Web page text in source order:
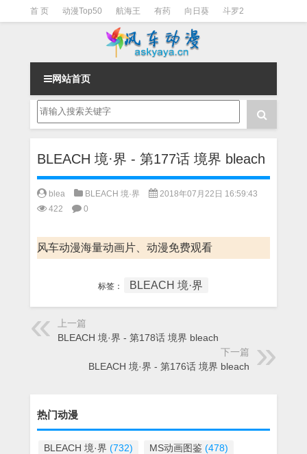
首 页 动漫Top50 航海王 有药 向日葵 斗罗2
一拳超人 柯南 阴阳师
网站首页
BLEACH 境·界 - 第177话 境界 bleach
blea BLEACH 境·界
2018年07月22日 16:59:43
422
0
风车动漫海量动画片、动漫免费观看
标签： BLEACH 境·界
上一篇
BLEACH 境·界 - 第178话 境界 bleach
下一篇
BLEACH 境·界 - 第176话 境界 bleach
热门动漫
BLEACH 境·界 (732) MS动画图鉴 (478)